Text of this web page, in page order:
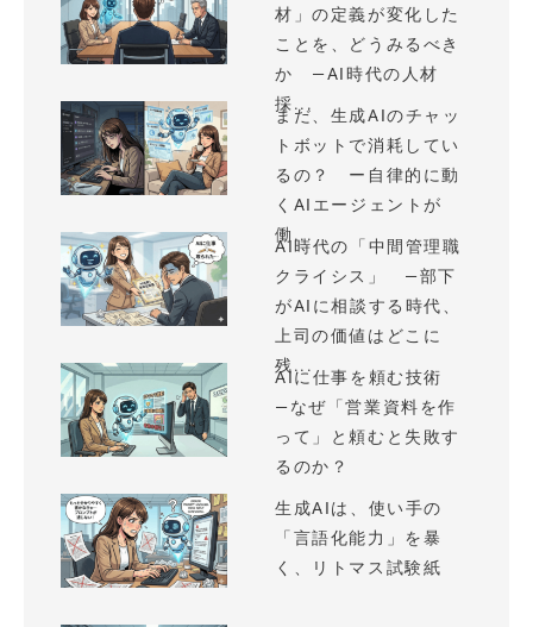
材」の定義が変化した
ことを、どうみるべき
か —AI時代の人材
採...
まだ、生成AIのチャッ
トボットで消耗してい
るの？ ー自律的に動
くAIエージェントが
働...
AI時代の「中間管理職
クライシス」 —部下
がAIに相談する時代、
上司の価値はどこに
残...
AIに仕事を頼む技術
—なぜ「営業資料を作
って」と頼むと失敗す
るのか？
生成AIは、使い手の
「言語化能力」を暴
く、リトマス試験紙